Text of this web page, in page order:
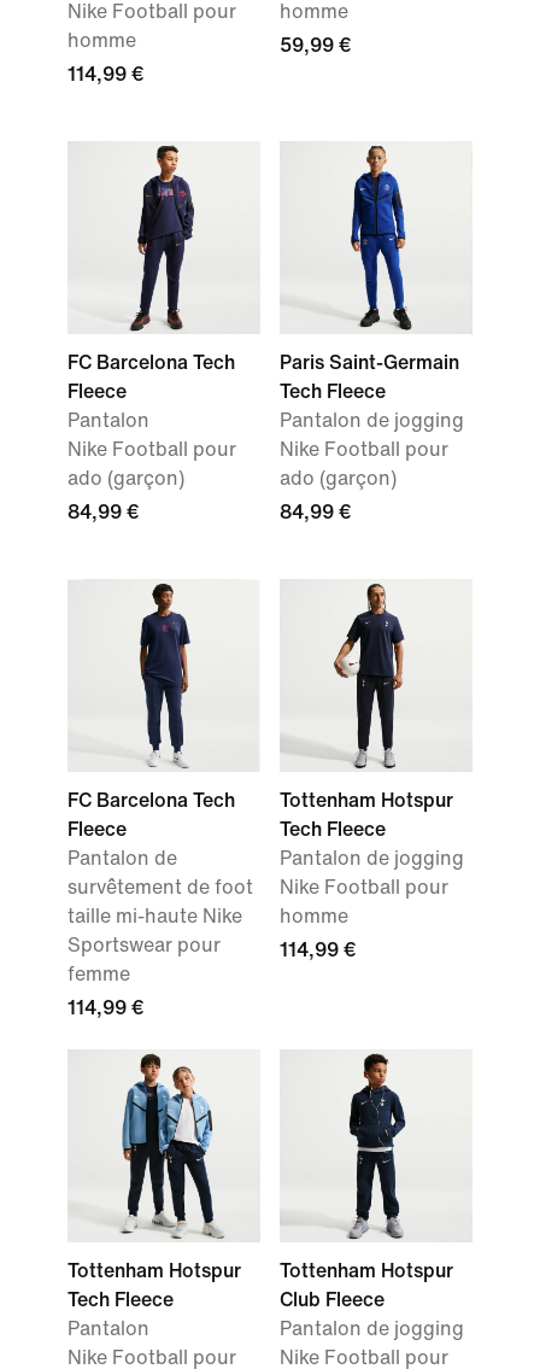
Nike Football pour
homme
114,99 €
homme
59,99 €
FC Barcelona Tech
Fleece
Pantalon
Nike Football pour
ado (garçon)
84,99 €
Paris Saint-Germain
Tech Fleece
Pantalon de jogging
Nike Football pour
ado (garçon)
84,99 €
FC Barcelona Tech
Fleece
Pantalon de
survêtement de foot
taille mi-haute Nike
Sportswear pour
femme
114,99 €
Tottenham Hotspur
Tech Fleece
Pantalon de jogging
Nike Football pour
homme
114,99 €
Tottenham Hotspur
Tech Fleece
Pantalon
Nike Football pour
Tottenham Hotspur
Club Fleece
Pantalon de jogging
Nike Football pour